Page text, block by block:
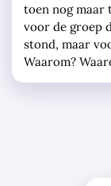
toen nog maar
voor de groep
stond, maar
Waarom?